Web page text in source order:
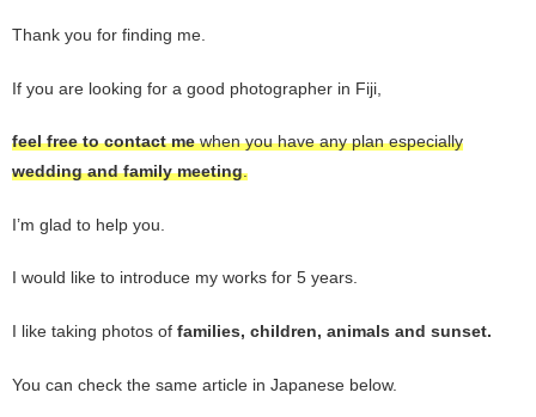
Thank you for finding me.
If you are looking for a good photographer in Fiji,
feel free to contact mewhen you have any plan especially
wedding and family meeting.
I’m glad to help you.
I would like to introduce my works for 5 years.
I like taking photos of families, children, animals and sunset.
You can check the same article in Japanese below.